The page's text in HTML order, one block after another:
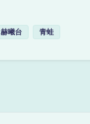
赫曦台 青蛙